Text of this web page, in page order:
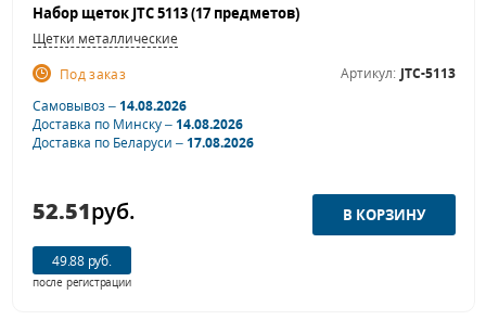
Набор щеток JTC 5113 (17 предметов)
Щетки металлические
Под заказ
Артикул: JTC-5113
Самовывоз –14.08.2026
Доставка по Минску –14.08.2026
Доставка по Беларуси –17.08.2026
52.51руб.
49.88 руб.
после регистрации